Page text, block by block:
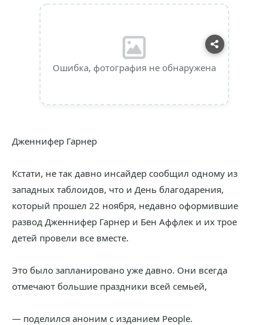
Ошибка, фотография не обнаружена
Дженнифер Гарнер
Кстати, не так давно инсайдер сообщил одному из
западных таблоидов, что и День благодарения,
который прошел 22 ноября, недавно оформившие
развод Дженнифер Гарнер и Бен Аффлек и их трое
детей провели все вместе.
Это было запланировано уже давно. Они всегда
отмечают большие праздники всей семьей,
— поделился аноним с изданием People.